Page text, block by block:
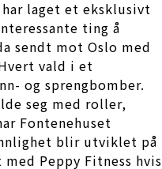
laget et eksklusivt
ting å
sendt mot Oslo med
vald i et
og sprengbomber.
seg med roller,
Fontenehuset
blir utviklet på
Peppy Fitness hvis